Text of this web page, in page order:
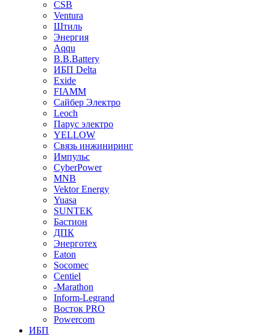
CSB
Ventura
Штиль
Энергия
Aqqu
B.B.Bаttery
ИБП Delta
Exide
FIAMM
Сайбер Электро
Leoch
Парус электро
YELLOW
Связь инжиниринг
Импульс
CyberPower
MNB
Vektor Energy
Yuasa
SUNTEK
Бастион
ДПК
Энерготех
Eaton
Socomec
Centiel
-Marathon
Inform-Legrand
Восток PRO
Powercom
ИБП